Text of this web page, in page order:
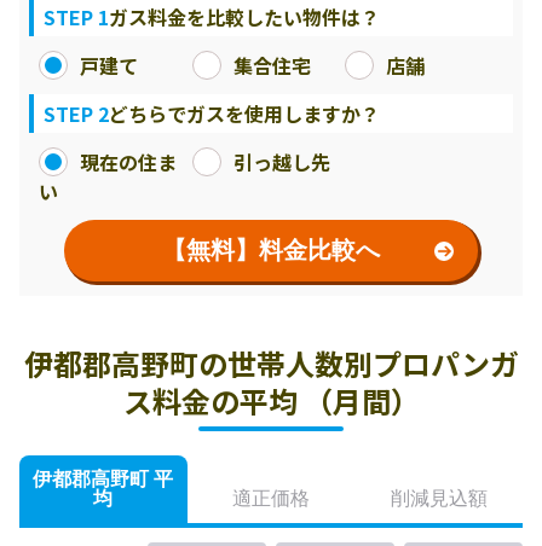
STEP 1ガス料金を比較したい物件は？
戸建て
集合住宅
店舗
STEP 2どちらでガスを使用しますか？
現在の住ま
い
引っ越し先
【無料】料金比較へ
伊都郡高野町の世帯人数別プロパンガ
ス料金の平均 （月間）
伊都郡高野町 平
均
適正価格 削減見込額